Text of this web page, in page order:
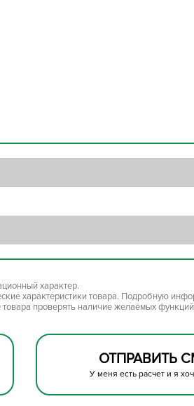
характер.
характеристики товара. Подробную
проверять наличие желаемых функций
ОТПРАВИТЬ
У меня есть расчет и я